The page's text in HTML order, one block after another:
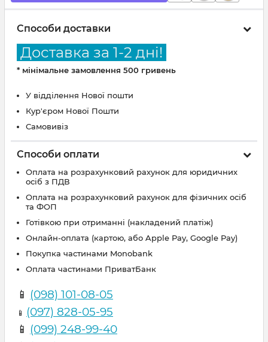
Способи доставки
Доставка за 1-2 дні!
* мінімальне замовлення 500 гривень
У відділення Нової пошти
Кур'єром Нової Пошти
Самовивіз
Способи оплати
Оплата на розрахунковий рахунок для юридичних
осіб з ПДВ
Оплата на розрахунковий рахунок для фізичних осіб
та ФОП
Готівкою при отриманні (накладений платіж)
Онлайн-оплата (картою, або Apple Pay, Google Pay)
Покупка частинами Monobank
Оплата частинами ПриватБанк
📱 (098) 101-08-05
📱 (097) 828-05-95
📱 (099) 248-99-40